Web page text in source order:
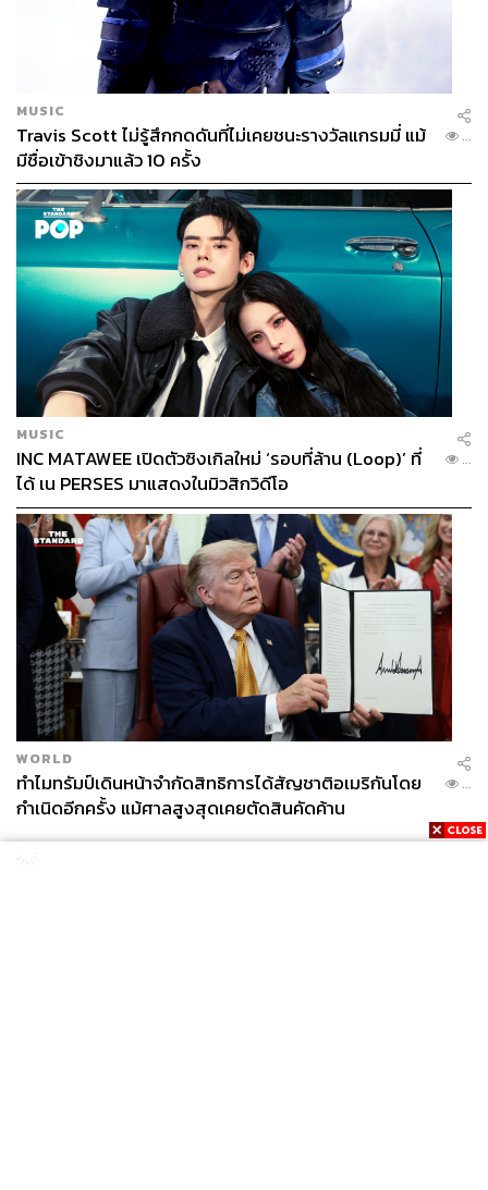
MUSIC
Travis Scott ไม่รู้สึกกดดันที่ไม่เคยชนะรางวัลแกรมมี่ แม้
มีชื่อเข้าชิงมาแล้ว 10 ครั้ง
...
MUSIC
INC MATAWEE เปิดตัวซิงเกิลใหม่ ‘รอบที่ล้าน (Loop)’ ที่
ได้ เน PERSES มาแสดงในมิวสิกวิดีโอ
...
WORLD
ทำไมทรัมป์เดินหน้าจำกัดสิทธิการได้สัญชาติอเมริกันโดย
กำเนิดอีกครั้ง แม้ศาลสูงสุดเคยตัดสินคัดค้าน
...